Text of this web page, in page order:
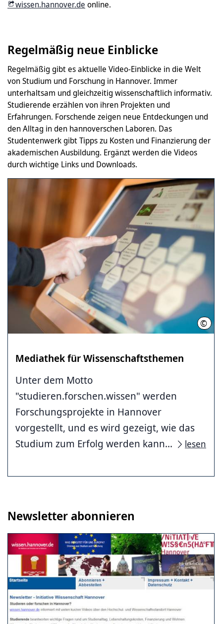
wissen.hannover.de online.
Regelmäßig neue Einblicke
Regelmäßig gibt es aktuelle Video-Einblicke in die Welt
von Studium und Forschung in Hannover. Immer
unterhaltsam und gleichzeitig wissenschaftlich informativ.
Studierende erzählen von ihren Projekten und
Erfahrungen. Forschende zeigen neue Entdeckungen und
den Alltag in den hannoverschen Laboren. Das
Studentenwerk gibt Tipps zu Kosten und Finanzierung der
akademischen Ausbildung. Ergänzt werden die Videos
durch wichtige Links und Downloads.
©
Mediathek für Wissenschaftsthemen
Unter dem Motto
"studieren.forschen.wissen" werden
Forschungsprojekte in Hannover
vorgestellt, und es wird gezeigt, wie das
Studium zum Erfolg werden kann...
lesen
Newsletter abonnieren